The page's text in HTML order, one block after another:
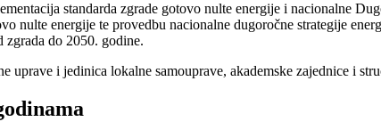
standarda zgrade gotovo nulte energije i nacionalne
nulte energije te provedbu nacionalne dugoročne strategije
do 2050. godine.
uprave i jedinica lokalne samouprave, akademske zajednice i